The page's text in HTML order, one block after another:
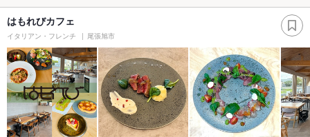
はもれびカフェ
イタリアン・フレンチ 尾張旭市